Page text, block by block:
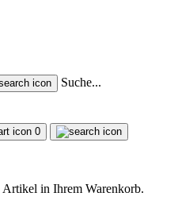
Suche...
0
Artikel in Ihrem Warenkorb.